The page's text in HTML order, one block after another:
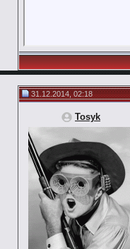
31.12.2014, 02:18
Tosyk